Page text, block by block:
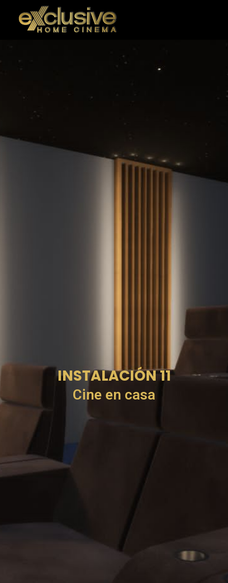
INSTALACIÓN 11
Cine en casa